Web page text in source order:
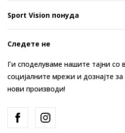
Sport Vision понуда
Следете не
Ги споделуваме нашите тајни со
социјалните мрежи и дознајте
нови производи!